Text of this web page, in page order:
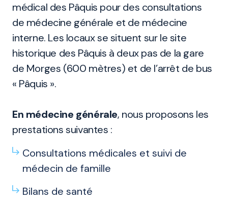
médical des Pâquis pour des consultations
de médecine générale et de médecine
interne. Les locaux se situent sur le site
historique des Pâquis à deux pas de la gare
de Morges (600 mètres) et de l’arrêt de bus
« Pâquis ».
En médecine générale, nous proposons les
prestations suivantes :
Consultations médicales et suivi de
médecin de famille
Bilans de santé